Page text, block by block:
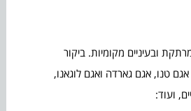
ובעיניים מקומיות. ביקור
טנו, אגם גארדה ואגם לוגאנו,
ועוד: